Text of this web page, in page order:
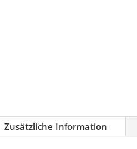
Zusätzliche Information